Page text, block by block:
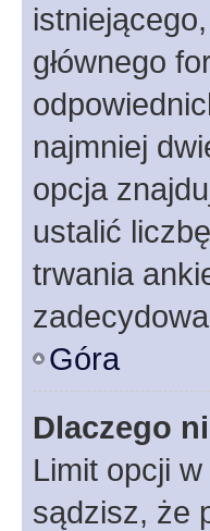
głównego
najmniej
opcja
ustalić
trwania
Góra
Dlaczego
Limit opcji
sądzisz, że